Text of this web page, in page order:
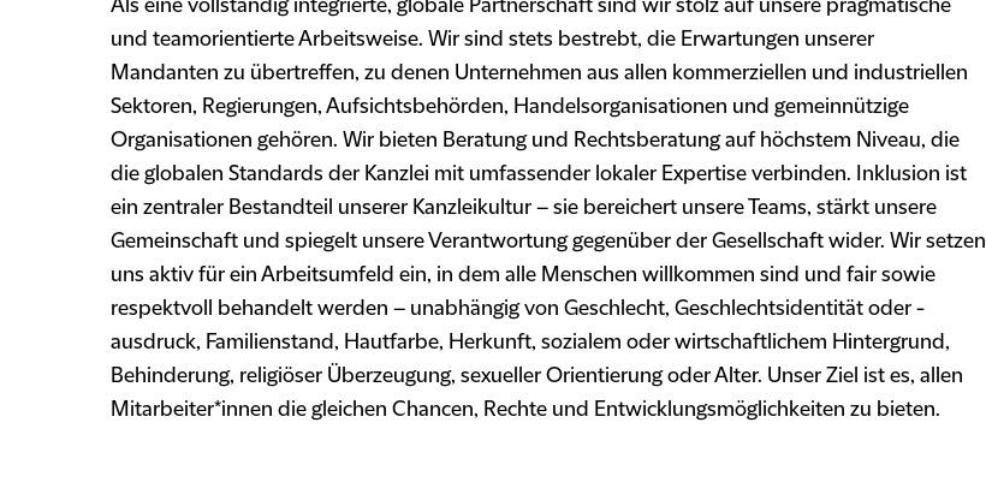
Als eine vollständig integrierte, globale Partnerschaft sind wir stolz auf unsere pragmatische
und teamorientierte Arbeitsweise. Wir sind stets bestrebt, die Erwartungen unserer
Mandanten zu übertreffen, zu denen Unternehmen aus allen kommerziellen und industriellen
Sektoren, Regierungen, Aufsichtsbehörden, Handelsorganisationen und gemeinnützige
Organisationen gehören. Wir bieten Beratung und Rechtsberatung auf höchstem Niveau, die
die globalen Standards der Kanzlei mit umfassender lokaler Expertise verbinden. Inklusion ist
ein zentraler Bestandteil unserer Kanzleikultur – sie bereichert unsere Teams, stärkt unsere
Gemeinschaft und spiegelt unsere Verantwortung gegenüber der Gesellschaft wider. Wir setzen
uns aktiv für ein Arbeitsumfeld ein, in dem alle Menschen willkommen sind und fair sowie
respektvoll behandelt werden – unabhängig von Geschlecht, Geschlechtsidentität oder -
ausdruck, Familienstand, Hautfarbe, Herkunft, sozialem oder wirtschaftlichem Hintergrund,
Behinderung, religiöser Überzeugung, sexueller Orientierung oder Alter. Unser Ziel ist es, allen
Mitarbeiter*innen die gleichen Chancen, Rechte und Entwicklungsmöglichkeiten zu bieten.